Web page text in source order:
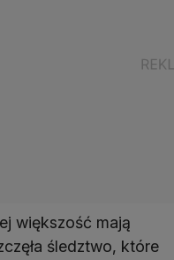
większość mają
śledztwo, które